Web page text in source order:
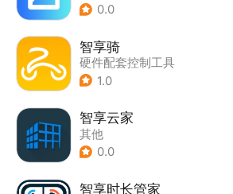
0.0
智享骑
硬件配套控制工具
1.0
智享云家
其他
0.0
智享时长管家